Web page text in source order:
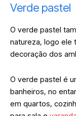
Verde pastel
O verde pastel
natureza, logo ele
decoração dos
O verde pastel é
banheiros, no
em quartos,